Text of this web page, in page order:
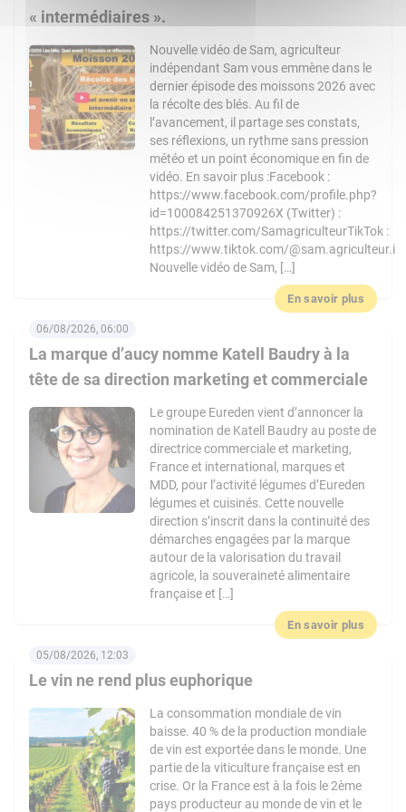
« intermédiaires ».
Nouvelle vidéo de Sam, agriculteur
indépendant Sam vous emmène dans le
dernier épisode des moissons 2026 avec
la récolte des blés. Au fil de
l’avancement, il partage ses constats,
ses réflexions, un rythme sans pression
météo et un point économique en fin de
vidéo. En savoir plus :Facebook :
https://www.facebook.com/profile.php?
id=100084251370926X (Twitter) :
https://twitter.com/SamagriculteurTikTok :
https://www.tiktok.com/@sam.agriculteur.i
Nouvelle vidéo de Sam, […]
En savoir plus
La marque d’aucy nomme Katell Baudry à la
tête de sa direction marketing et commerciale
06/08/2026, 06:00
Le groupe Eureden vient d’annoncer la
nomination de Katell Baudry au poste de
directrice commerciale et marketing,
France et international, marques et
MDD, pour l’activité légumes d’Eureden
légumes et cuisinés. Cette nouvelle
direction s’inscrit dans la continuité des
démarches engagées par la marque
autour de la valorisation du travail
agricole, la souveraineté alimentaire
française et […]
En savoir plus
Le vin ne rend plus euphorique
05/08/2026, 12:03
La consommation mondiale de vin
baisse. 40 % de la production mondiale
de vin est exportée dans le monde. Une
partie de la viticulture française est en
crise. Or la France est à la fois le 2ème
pays producteur au monde de vin et le